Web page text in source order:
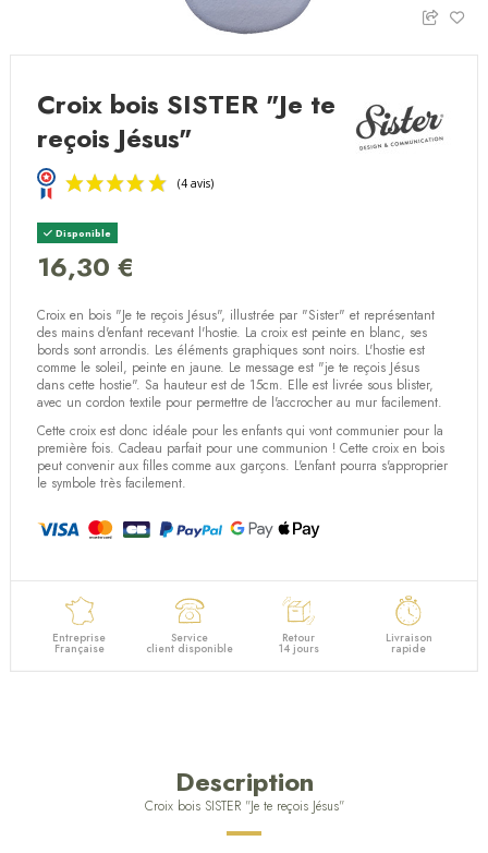
Croix bois SISTER "Je te
reçois Jésus"
(4 avis)
Disponible
16,30 €
Croix en bois "Je te reçois Jésus", illustrée par "Sister" et représentant
des mains d'enfant recevant l'hostie. La croix est peinte en blanc, ses
bords sont arrondis. Les éléments graphiques sont noirs. L'hostie est
comme le soleil, peinte en jaune. Le message est "je te reçois Jésus
dans cette hostie". Sa hauteur est de 15cm. Elle est livrée sous blister,
avec un cordon textile pour permettre de l'accrocher au mur facilement.
Cette croix est donc idéale pour les enfants qui vont communier pour la
première fois. Cadeau parfait pour une communion ! Cette croix en bois
peut convenir aux filles comme aux garçons. L'enfant pourra s'approprier
le symbole très facilement.
Entreprise
Française
Service
client disponible
Retour
14 jours
Livraison
rapide
Description
Croix bois SISTER "Je te reçois Jésus"